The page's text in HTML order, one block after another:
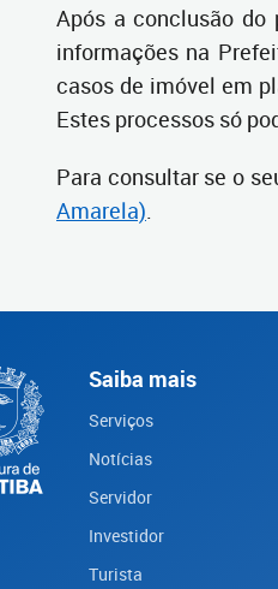
Após a conclusão do
informações na
casos de imóvel em
Estes processos só
Para consultar se o
Amarela).
Saiba mais
Serviços
Notícias
Servidor
Investidor
Turista